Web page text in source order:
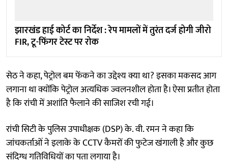
झारखंड हाई कोर्ट का निर्देश : रेप मामलों में तुरंत दर्ज होगी जीरो
FIR, टू-फिंगर टेस्ट पर रोक
सेठ ने कहा, पेट्रोल बम फेंकने का उद्देश्य क्या था? इसका मकसद आग
लगाना था क्योंकि पेट्रोल अत्यधिक ज्वलनशील होता है। ऐसा प्रतीत होता
है कि रांची में अशांति फैलाने की साजिश रची गई।
रांची सिटी के पुलिस उपाधीक्षक (DSP) के. वी. रमन ने कहा कि
जांचकर्ताओं ने इलाके के CCTV कैमरों की फुटेज खंगाली है और कुछ
संदिग्ध गतिविधियों का पता लगाया है।